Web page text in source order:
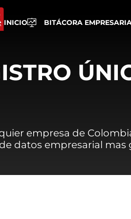
INICIO BITÁCORA
empresa de
datos empresarial mas